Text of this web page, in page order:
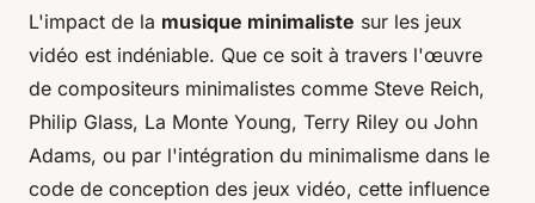
L'impact de la musique minimaliste sur les jeux
vidéo est indéniable. Que ce soit à travers l'œuvre
de compositeurs minimalistes comme Steve Reich,
Philip Glass, La Monte Young, Terry Riley ou John
Adams, ou par l'intégration du minimalisme dans le
code de conception des jeux vidéo, cette influence